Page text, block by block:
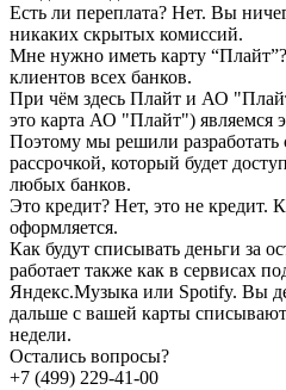
Есть ли переплата? Нет. Вы
никаких скрытых комиссий.
Мне нужно иметь карту “Плайт”?
клиентов всех банков.
При чём здесь Плайт и АО
это карта АО "Плайт") являемся
Поэтому мы решили разработать
рассрочкой, который будет
любых банков.
Это кредит? Нет, это не кредит.
оформляется.
Как будут списывать деньги за
работает также как в сервисах
Яндекс.Музыка или Spotify. Вы
дальше с вашей карты
недели.
Остались вопросы?
+7 (499) 229-41-00